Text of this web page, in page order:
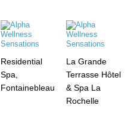
Residential
Spa,
Fontainebleau
La Grande
Terrasse Hôtel
& Spa La
Rochelle